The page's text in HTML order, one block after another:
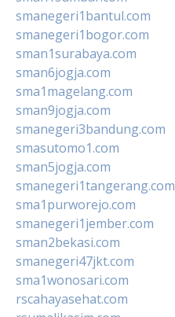
smanegeri1bantul.com
smanegeri1bogor.com
sman1surabaya.com
sman6jogja.com
sma1magelang.com
sman9jogja.com
smanegeri3bandung.com
smasutomo1.com
sman5jogja.com
smanegeri1tangerang.com
sma1purworejo.com
smanegeri1jember.com
sman2bekasi.com
smanegeri47jkt.com
sma1wonosari.com
rscahayasehat.com